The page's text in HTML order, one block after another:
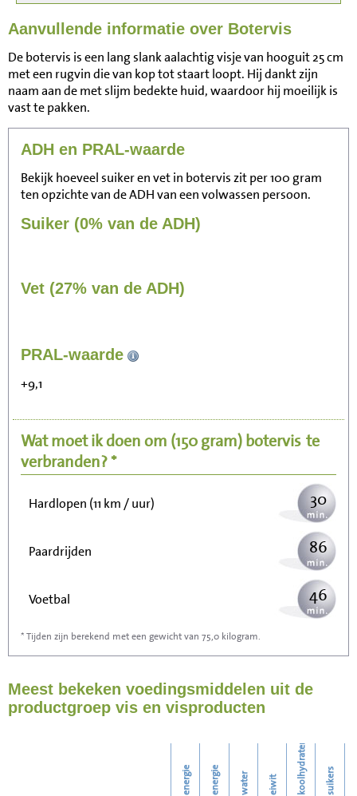
Aanvullende informatie over Botervis
De botervis is een lang slank aalachtig visje van hooguit 25 cm
met een rugvin die van kop tot staart loopt. Hij dankt zijn
naam aan de met slijm bedekte huid, waardoor hij moeilijk is
vast te pakken.
ADH en PRAL-waarde
Bekijk hoeveel suiker en vet in botervis zit per 100 gram
ten opzichte van de ADH van een volwassen persoon.
Suiker (0% van de ADH)
Vet (27% van de ADH)
PRAL-waarde
+9,1
Wat moet ik doen om (150 gram)botervis te
verbranden? *
Zitten, tv kijken
Wandelen (5 km/uur) 77
Hardlopen (11 km / uur) 30
Paardrijden 86
Voetbal 46
Stofzuigen
Strijken 150
172
* Tijden zijn berekend met een gewicht van 75,0 kilogram.
Meest bekeken voedingsmiddelen uit de
productgroep vis en visproducten
energie energie water eiwit koolhydraten suikers